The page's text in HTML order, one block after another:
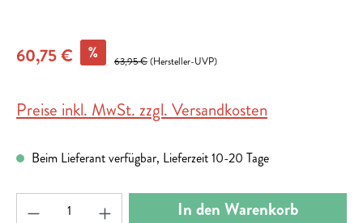
60,75 € % 63,95 €(Hersteller-UVP)
Preise inkl. MwSt. zzgl. Versandkosten
Beim Lieferant verfügbar, Lieferzeit 10-20 Tage
Produkt Anzahl: Gib den gewünschten Wert ein
In den Warenkorb